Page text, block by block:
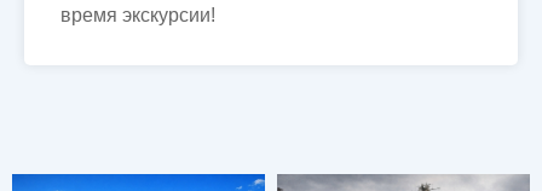
время экскурсии!